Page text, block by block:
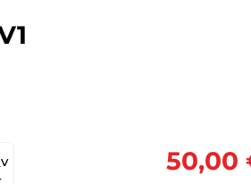
50,00